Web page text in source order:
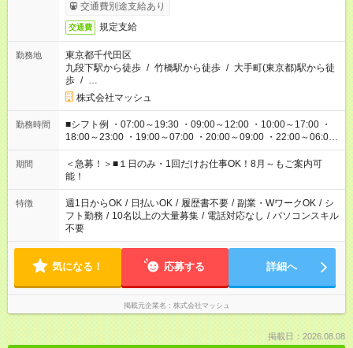
交通費別途支給あり
交通費 規定支給
勤務地
東京都千代田区
九段下駅から徒歩 / 竹橋駅から徒歩 / 大手町(東京都)駅から徒
歩 / …
株式会社マッシュ
勤務時間
■シフト例 ・07:00～19:30 ・09:00～12:00 ・10:00～17:00 ・
18:00～23:00 ・19:00～07:00 ・20:00～09:00 ・22:00～06:00
etc ★最短で3時間で5,120円のお仕事から 15時間で2万円近く稼
げるお仕事も！ ご希望のお時間に合わせてご紹介！ ※シフトは
現場によって異なります。 ※勿論、休憩時間はあるのでご安心
ください！
期間
＜急募！＞■１日のみ・1回だけお仕事OK！8月～もご案内可
能！
特徴 週1日からOK / 日払いOK / 履歴書不要 / 副業・WワークOK / シ
フト勤務 / 10名以上の大量募集 / 電話対応なし / パソコンスキル
不要
気になる！ 応募する 詳細へ
掲載元企業名 株式会社マッシュ
掲載日：2026.08.08